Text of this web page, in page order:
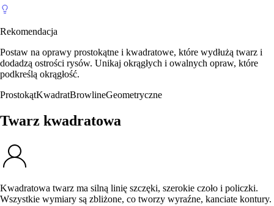
Rekomendacja
Postaw na oprawy prostokątne i kwadratowe, które wydłużą twarz i
dodadzą ostrości rysów. Unikaj okrągłych i owalnych opraw, które
podkreślą okrągłość.
ProstokątKwadratBrowlineGeometryczne
Twarz kwadratowa
Kwadratowa twarz ma silną linię szczęki, szerokie czoło i policzki.
Wszystkie wymiary są zbliżone, co tworzy wyraźne, kanciate kontury.